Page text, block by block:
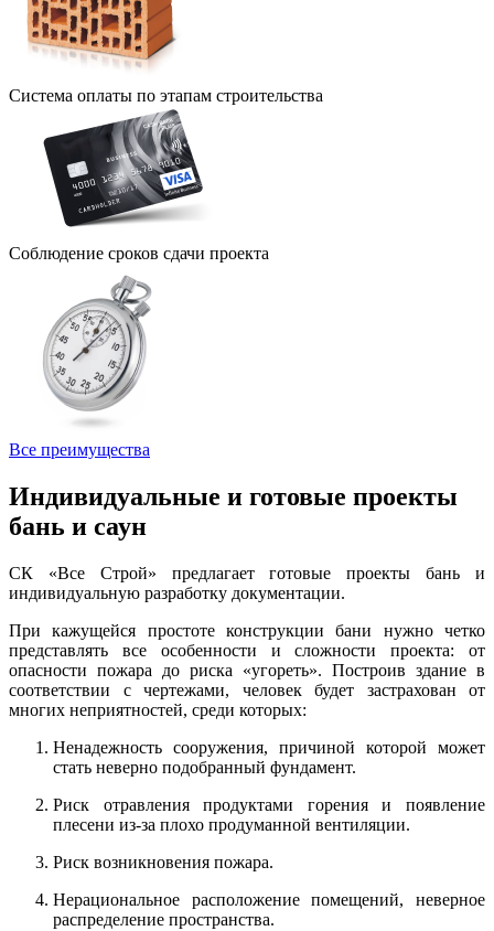
Система оплаты по этапам строительства
Соблюдение сроков сдачи проекта
Все преимущества
Индивидуальные и готовые проекты
бань и саун
СК «Все Строй» предлагает готовые проекты бань и
индивидуальную разработку документации.
При кажущейся простоте конструкции бани нужно четко
представлять все особенности и сложности проекта: от
опасности пожара до риска «угореть». Построив здание в
соответствии с чертежами, человек будет застрахован от
многих неприятностей, среди которых:
Ненадежность сооружения, причиной которой может
стать неверно подобранный фундамент.
Риск отравления продуктами горения и появление
плесени из-за плохо продуманной вентиляции.
Риск возникновения пожара.
Нерациональное расположение помещений, неверное
распределение пространства.